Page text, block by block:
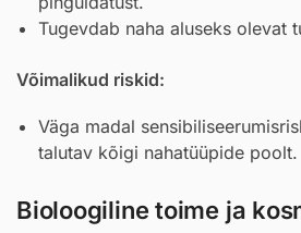
Tugevdab naha aluseks olevat
Võimalikud riskid:
Väga madal
talutav kõigi nahatüüpide poolt.
Bioloogiline toime ja